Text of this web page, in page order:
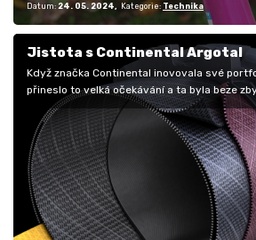
Datum: 24. 05. 2024 Kategorie: Technika
Jistota s Continental Argotal
Když značka Continental inovovala své
přineslo to velká očekávání a ta byla beze
už jsme…